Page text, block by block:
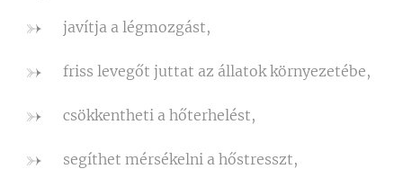
javítja a légmozgást,
friss levegőt juttat az állatok környezetébe,
csökkentheti a hőterhelést,
segíthet mérsékelni a hőstresszt,